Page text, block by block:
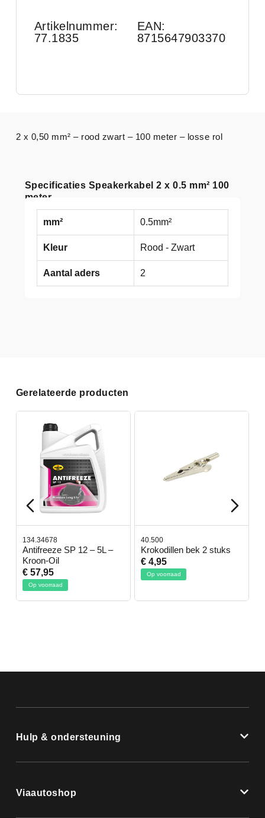
Artikelnummer:
77.1835
EAN:
8715647903370
Specificaties Speakerkabel 2 x 0.5 mm² 100
meter
mm² 0.5mm²
Kleur Rood - Zwart
Aantal aders 2
2 x 0,50 mm² – rood zwart – 100 meter – losse rol
Gerelateerde producten
134.34678
Antifreeze SP 12 – 5L –
Kroon-Oil
€ 57,95
Op voorraad
40.500
Krokodillen bek 2 stuks
€ 4,95
Op voorraad
Hulp & ondersteuning
Viaautoshop